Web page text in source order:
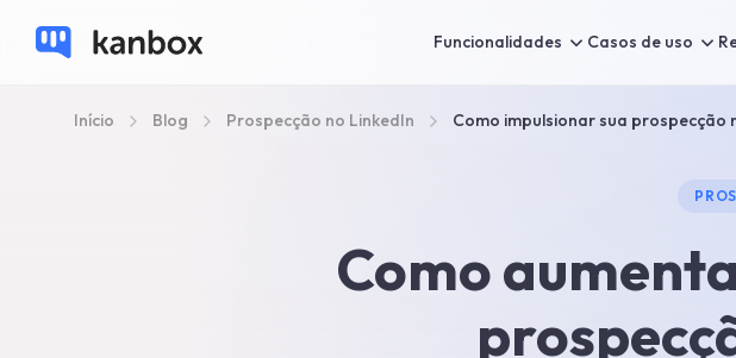
Funcionalidades Casos de uso
Início Blog Prospecção no LinkedIn Como impulsionar sua prospecção
Como